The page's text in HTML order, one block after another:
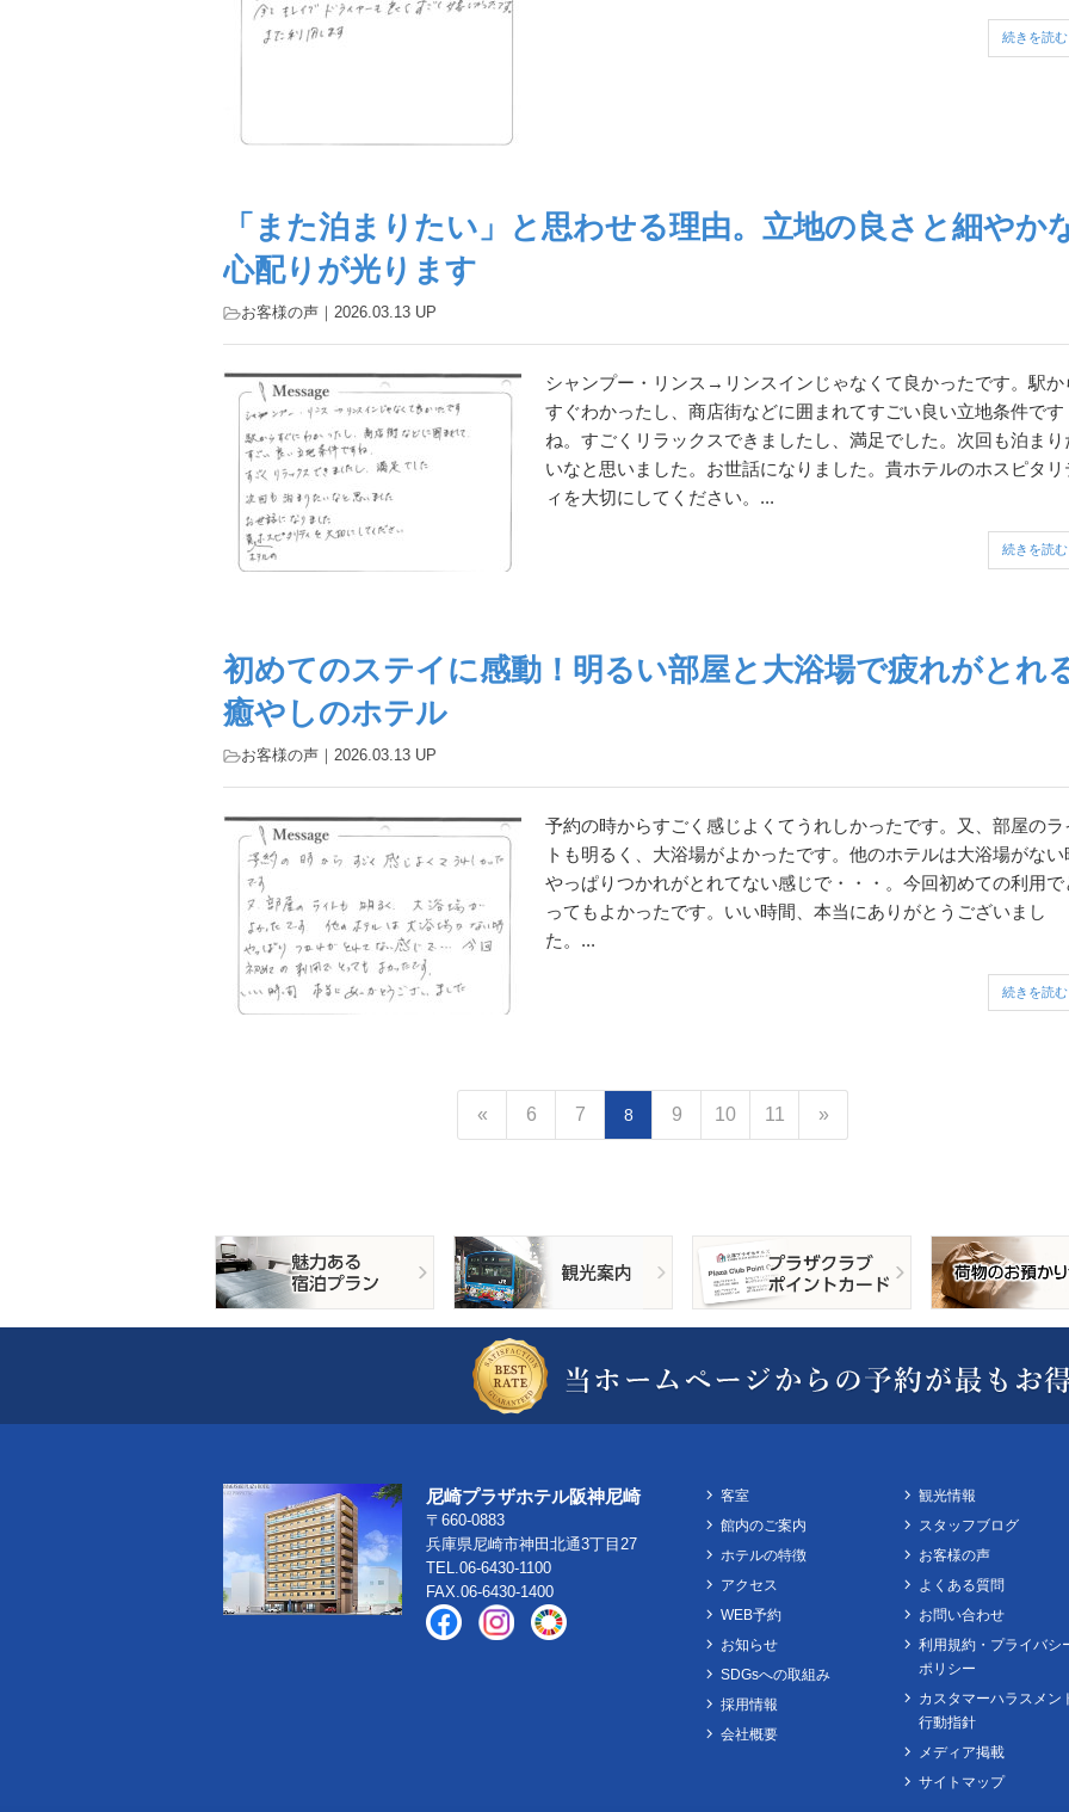
続きを読む
「また泊まりたい」と思わせる理由。立地の良さと細やか
心配りが光ります
お客様の声 ｜2026.03.13 UP
シャンプー・リンス→リンスインじゃなくて良かったです。駅か
すぐわかったし、商店街などに囲まれてすごい良い立地条件です
ね。すごくリラックスできましたし、満足でした。次回も泊まり
いなと思いました。お世話になりました。貴ホテルのホスピタリ
ィを大切にしてください。...
続きを読む
初めてのステイに感動！明るい部屋と大浴場で疲れがとれ
癒やしのホテル
お客様の声 ｜2026.03.13 UP
予約の時からすごく感じよくてうれしかったです。又、部屋のラ
トも明るく、大浴場がよかったです。他のホテルは大浴場がない
やっぱりつかれがとれてない感じで・・・。今回初めての利用で
ってもよかったです。いい時間、本当にありがとうございまし
た。...
続きを読む
« 6 7 8 9 10 11 »
尼崎プラザホテル阪神尼崎
〒660-0883
兵庫県尼崎市神田北通3丁目27
TEL.06-6430-1100
FAX.06-6430-1400
客室
館内のご案内
ホテルの特徴
アクセス
WEB予約
お知らせ
SDGsへの取組み
採用情報
会社概要
観光情報
スタッフブログ
お客様の声
よくある質問
お問い合わせ
利用規約・プライバシ
ポリシー
カスタマーハラスメン
行動指針
メディア掲載
サイトマップ